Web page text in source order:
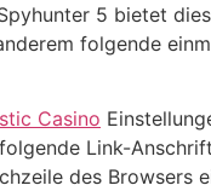
5 bietet
folgende
Casino
Link-
des Browsers